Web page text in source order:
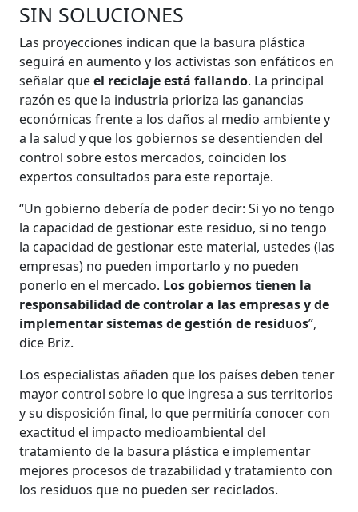
SIN SOLUCIONES
Las proyecciones indican que la basura plástica
seguirá en aumento y los activistas son enfáticos en
señalar queel reciclaje está fallando. La principal
razón es que la industria prioriza las ganancias
económicas frente a los daños al medio ambiente y
a la salud y que los gobiernos se desentienden del
control sobre estos mercados, coinciden los
expertos consultados para este reportaje.
“Un gobierno debería de poder decir: Si yo no tengo
la capacidad de gestionar este residuo, si no tengo
la capacidad de gestionar este material, ustedes (las
empresas) no pueden importarlo y no pueden
ponerlo en el mercado. Los gobiernos tienen la
responsabilidad de controlar a las empresas y de
implementar sistemas de gestión de residuos”,
dice Briz.
Los especialistas añaden que los países deben tener
mayor control sobre lo que ingresa a sus territorios
y su disposición final, lo que permitiría conocer con
exactitud el impacto medioambiental del
tratamiento de la basura plástica e implementar
mejores procesos de trazabilidad y tratamiento con
los residuos que no pueden ser reciclados.